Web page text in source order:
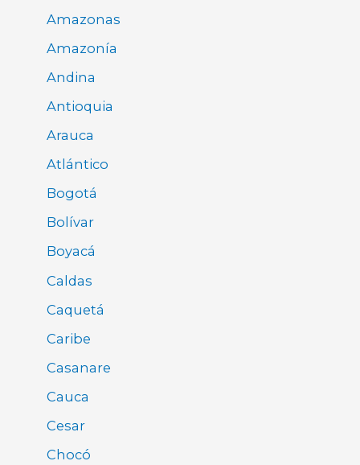
Amazonas
Amazonía
Andina
Antioquia
Arauca
Atlántico
Bogotá
Bolívar
Boyacá
Caldas
Caquetá
Caribe
Casanare
Cauca
Cesar
Chocó